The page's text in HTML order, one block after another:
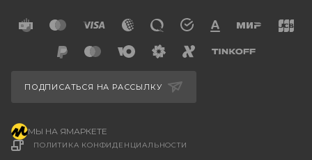
ПОЛИТИКА КОНФИДЕНЦИАЛЬНОСТИ
ПОДПИСАТЬСЯ НА РАССЫЛКУ
МЫ НА ЯМАРКЕТЕ